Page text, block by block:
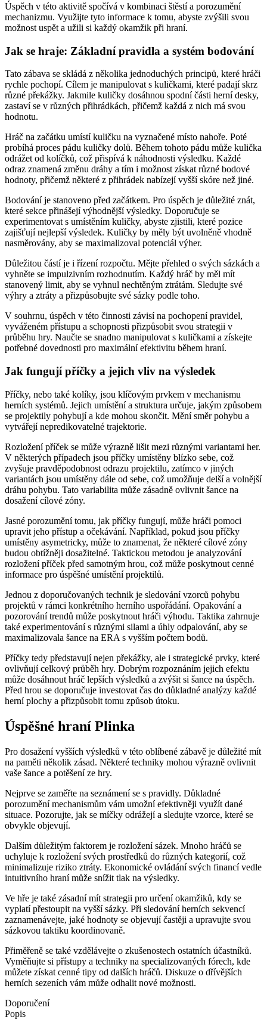
Úspěch v této aktivitě spočívá v kombinaci štěstí a porozumění
mechanizmu. Využijte tyto informace k tomu, abyste zvýšili svou
možnost uspět a užili si každý okamžik při hraní.
Jak se hraje: Základní pravidla a systém bodování
Tato zábava se skládá z několika jednoduchých principů, které hráči
rychle pochopí. Cílem je manipulovat s kuličkami, které padají skrz
různé překážky. Jakmile kuličky dosáhnou spodní části herní desky,
zastaví se v různých přihrádkách, přičemž každá z nich má svou
hodnotu.
Hráč na začátku umístí kuličku na vyznačené místo nahoře. Poté
probíhá proces pádu kuličky dolů. Během tohoto pádu může kulička
odrážet od kolíčků, což přispívá k náhodnosti výsledku. Každé
odraz znamená změnu dráhy a tím i možnost získat různé bodové
hodnoty, přičemž některé z přihrádek nabízejí vyšší skóre než jiné.
Bodování je stanoveno před začátkem. Pro úspěch je důležité znát,
které sekce přinášejí výhodnější výsledky. Doporučuje se
experimentovat s umístěním kuličky, abyste zjistili, které pozice
zajišťují nejlepší výsledek. Kuličky by měly být uvolněně vhodně
nasměrovány, aby se maximalizoval potenciál výher.
Důležitou částí je i řízení rozpočtu. Mějte přehled o svých sázkách a
vyhněte se impulzivním rozhodnutím. Každý hráč by měl mít
stanovený limit, aby se vyhnul nechtěným ztrátám. Sledujte své
výhry a ztráty a přizpůsobujte své sázky podle toho.
V souhrnu, úspěch v této činnosti závisí na pochopení pravidel,
vyváženém přístupu a schopnosti přizpůsobit svou strategii v
průběhu hry. Naučte se snadno manipulovat s kuličkami a získejte
potřebné dovednosti pro maximální efektivitu během hraní.
Jak fungují příčky a jejich vliv na výsledek
Příčky, nebo také kolíky, jsou klíčovým prvkem v mechanismu
herních systémů. Jejich umístění a struktura určuje, jakým způsobem
se projektily pohybují a kde mohou skončit. Mění směr pohybu a
vytvářejí nepredikovatelné trajektorie.
Rozložení příček se může výrazně lišit mezi různými variantami her.
V některých případech jsou příčky umístěny blízko sebe, což
zvyšuje pravděpodobnost odrazu projektilu, zatímco v jiných
variantách jsou umístěny dále od sebe, což umožňuje delší a volnější
dráhu pohybu. Tato variabilita může zásadně ovlivnit šance na
dosažení cílové zóny.
Jasné porozumění tomu, jak příčky fungují, může hráči pomoci
upravit jeho přístup a očekávání. Například, pokud jsou příčky
umístěny asymetricky, může to znamenat, že některé cílové zóny
budou obtížněji dosažitelné. Taktickou metodou je analyzování
rozložení příček před samotným hrou, což může poskytnout cenné
informace pro úspěšné umístění projektilů.
Jednou z doporučovaných technik je sledování vzorců pohybu
projektů v rámci konkrétního herního uspořádání. Opakování a
pozorování trendů může poskytnout hráči výhodu. Taktika zahrnuje
také experimentování s různými silami a úhly odpalování, aby se
maximalizovala šance na ERA s vyšším počtem bodů.
Příčky tedy představují nejen překážky, ale i strategické prvky, které
ovlivňují celkový průběh hry. Dobrým rozpoznáním jejich efektu
může dosáhnout hráč lepších výsledků a zvýšit si šance na úspěch.
Před hrou se doporučuje investovat čas do důkladné analýzy každé
herní plochy a přizpůsobit tomu způsob útoku.
Úspěšné hraní Plinka
Pro dosažení vyšších výsledků v této oblíbené zábavě je důležité mít
na paměti několik zásad. Některé techniky mohou výrazně ovlivnit
vaše šance a potěšení ze hry.
Nejprve se zaměřte na seznámení se s pravidly. Důkladné
porozumění mechanismům vám umožní efektivněji využít dané
situace. Pozorujte, jak se míčky odrážejí a sledujte vzorce, které se
obvykle objevují.
Dalším důležitým faktorem je rozložení sázek. Mnoho hráčů se
uchyluje k rozložení svých prostředků do různých kategorií, což
minimalizuje riziko ztráty. Ekonomické ovládání svých financí vedle
intuitivního hraní může snížit tlak na výsledky.
Ve hře je také zásadní mít strategii pro určení okamžiků, kdy se
vyplatí přestoupit na vyšší sázky. Při sledování herních sekvencí
zaznamenávejte, jaké hodnoty se objevují častěji a upravujte svou
sázkovou taktiku koordinovaně.
Přiměřeně se také vzdělávejte o zkušenostech ostatních účastníků.
Vyměňujte si přístupy a techniky na specializovaných fórech, kde
můžete získat cenné tipy od dalších hráčů. Diskuze o dřívějších
herních sezeních vám může odhalit nové možnosti.
Doporučení
Popis